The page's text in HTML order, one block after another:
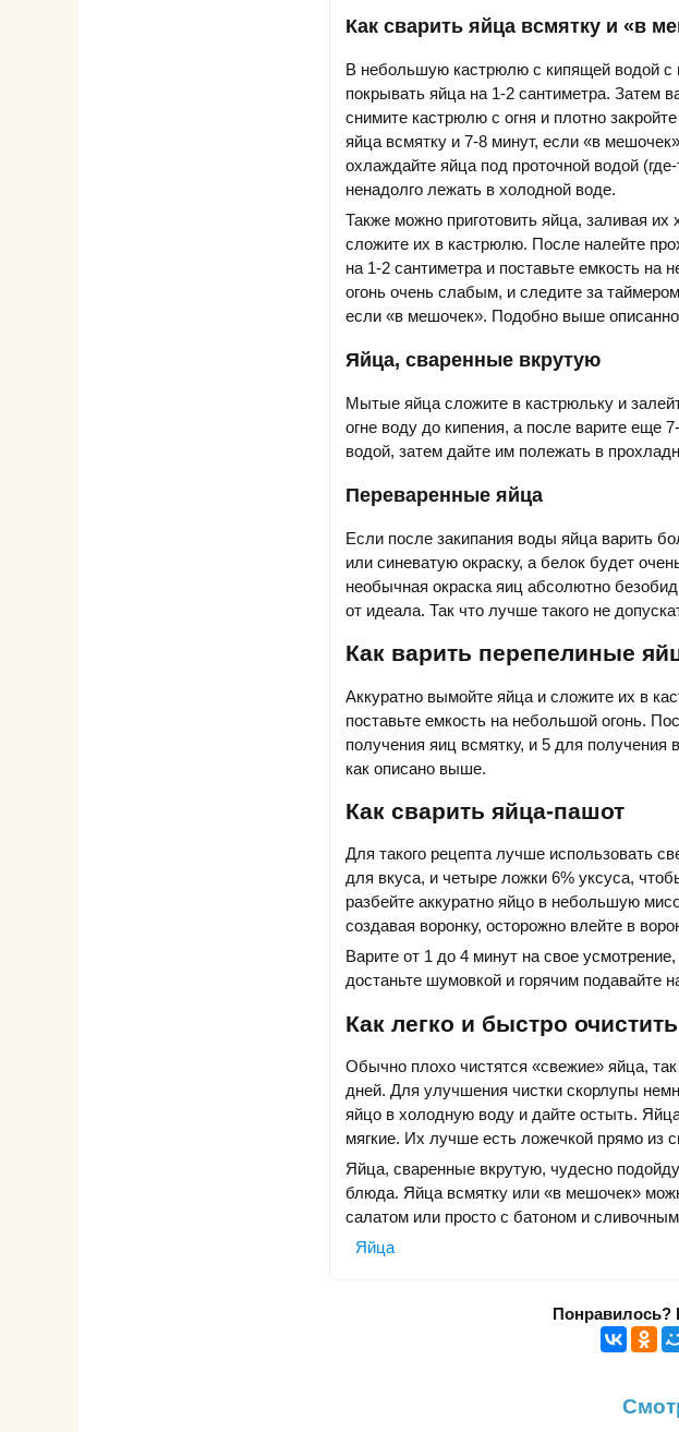
Как сварить яйца всмятку и «в
В небольшую кастрюлю с кипящей водой
покрывать яйца на 1-2 сантиметра. Затем
снимите кастрюлю с огня и плотно
яйца всмятку и 7-8 минут, если «в
охлаждайте яйца под проточной водой
ненадолго лежать в холодной воде.
Также можно приготовить яйца, заливая
сложите их в кастрюлю. После налейте
на 1-2 сантиметра и поставьте емкость на
огонь очень слабым, и следите за
если «в мешочек». Подобно выше
Яйца, сваренные вкрутую
Мытые яйца сложите в кастрюльку и
огне воду до кипения, а после варите еще
водой, затем дайте им полежать в
Переваренные яйца
Если после закипания воды яйца варить
или синеватую окраску, а белок будет
необычная окраска яиц абсолютно
от идеала. Так что лучше такого не
Как варить перепелиные
Аккуратно вымойте яйца и сложите их в
поставьте емкость на небольшой огонь.
получения яиц всмятку, и 5 для
как описано выше.
Как сварить яйца-пашот
Для такого рецепта лучше использовать
для вкуса, и четыре ложки 6% уксуса,
разбейте аккуратно яйцо в небольшую
создавая воронку, осторожно влейте в
Варите от 1 до 4 минут на свое
достаньте шумовкой и горячим подавайте
Как легко и быстро
Обычно плохо чистятся «свежие» яйца,
дней. Для улучшения чистки скорлупы
яйцо в холодную воду и дайте остыть.
мягкие. Их лучше есть ложечкой прямо из
Яйца, сваренные вкрутую, чудесно
блюда. Яйца всмятку или «в мешочек»
салатом или просто с батоном и
Яйца
Понравилось?